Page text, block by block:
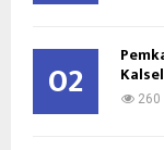
02 260